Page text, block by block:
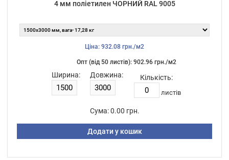
4 мм поліетилен ЧОРНИЙ RAL 9005
Ціна: 932.08 грн./м2
Опт (від 50 листiв): 902.96 грн./м2
Ширина: Довжина: Кількість:
листiв
Сума: 0.00 грн.
Додати у кошик